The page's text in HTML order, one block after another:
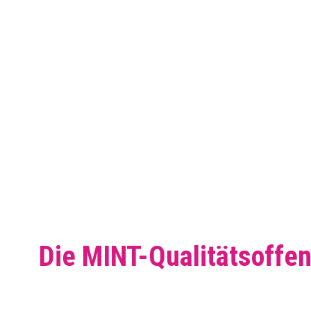
Die MINT-